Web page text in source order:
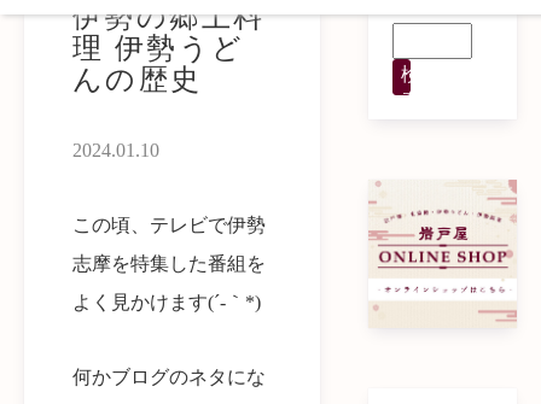
伊勢の郷土料
理 伊勢うど
んの歴史
2024.01.10
この頃、テレビで伊勢
志摩を特集した番組を
よく見かけます(´-｀*)
何かブログのネタにな
検
索